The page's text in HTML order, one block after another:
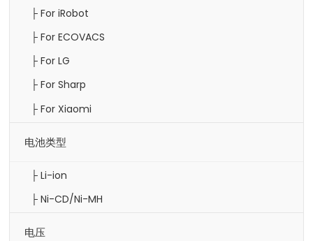
├ For iRobot
├ For ECOVACS
├ For LG
├ For Sharp
├ For Xiaomi
电池类型
├ Li-ion
├ Ni-CD/Ni-MH
电压